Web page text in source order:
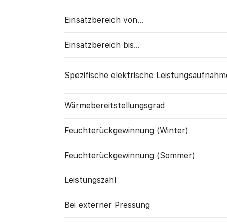
Einsatzbereich von...
Einsatzbereich bis...
Spezifische elektrische
Wärme­bereitstellungs­grad
Feuchte­rück­gewinnung (Winter)
Feuchte­rück­gewinnung (Sommer)
Leistungszahl
Bei externer Pressung